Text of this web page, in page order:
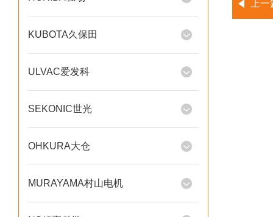
KUBOTA久保田
ULVAC爱发科
SEKONIC世光
OHKURA大仓
MURAYAMA村山电机
上